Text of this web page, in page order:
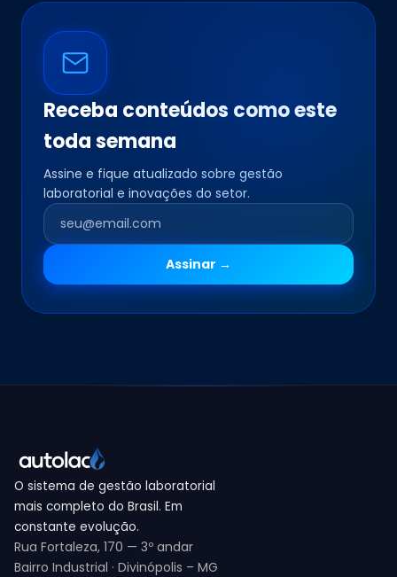
Receba conteúdos como este
toda semana
Assine e fique atualizado sobre gestão
laboratorial e inovações do setor.
Assinar →
O sistema de gestão laboratorial
mais completo do Brasil. Em
constante evolução.
Rua Fortaleza, 170 — 3º andar
Bairro Industrial · Divinópolis – MG